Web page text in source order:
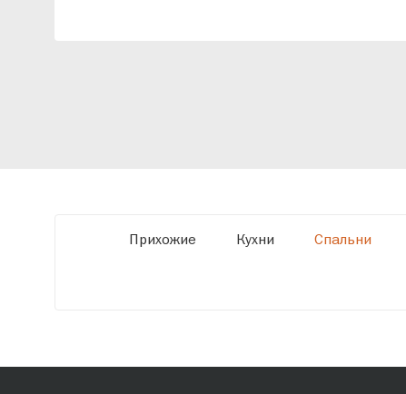
Прихожие Кухни Спальни